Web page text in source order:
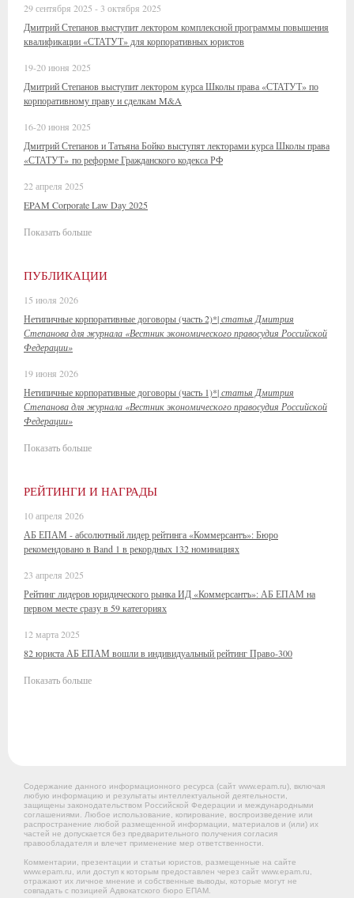
29 сентября 2025 - 3 октября 2025
Дмитрий Степанов выступит лектором комплексной программы повышения
квалификации «СТАТУТ» для корпоративных юристов
19-20 июня 2025
Дмитрий Степанов выступит лектором курса Школы права «СТАТУТ» по
корпоративному праву и сделкам M&A
16-20 июня 2025
Дмитрий Степанов и Татьяна Бойко выступят лекторами курса Школы права
«СТАТУТ» по реформе Гражданского кодекса РФ
22 апреля 2025
EPAM Corporate Law Day 2025
Показать больше
ПУБЛИКАЦИИ
15 июля 2026
Нетипичные корпоративные договоры (часть 2)*|статья Дмитрия
Степанова для журнала «Вестник экономического правосудия Российской
Федерации»
19 июня 2026
Нетипичные корпоративные договоры (часть 1)*|статья Дмитрия
Степанова для журнала «Вестник экономического правосудия Российской
Федерации»
Показать больше
РЕЙТИНГИ И НАГРАДЫ
10 апреля 2026
АБ ЕПАМ - абсолютный лидер рейтинга «Коммерсантъ»: Бюро
рекомендовано в Band 1 в рекордных 132 номинациях
23 апреля 2025
Рейтинг лидеров юридического рынка ИД «Коммерсантъ»: АБ ЕПАМ на
первом месте сразу в 59 категориях
12 марта 2025
82 юриста АБ ЕПАМ вошли в индивидуальный рейтинг Право-300
Показать больше
Содержание данного информационного ресурса (сайт www.epam.ru), включая
любую информацию и результаты интеллектуальной деятельности,
защищены законодательством Российской Федерации и международными
соглашениями. Любое использование, копирование, воспроизведение или
распространение любой размещенной информации, материалов и (или) их
частей не допускается без предварительного получения согласия
правообладателя и влечет применение мер ответственности.
Комментарии, презентации и статьи юристов, размещенные на сайте
www.epam.ru, или доступ к которым предоставлен через сайт www.epam.ru,
отражают их личное мнение и собственные выводы, которые могут не
совпадать с позицией Адвокатского бюро ЕПАМ.